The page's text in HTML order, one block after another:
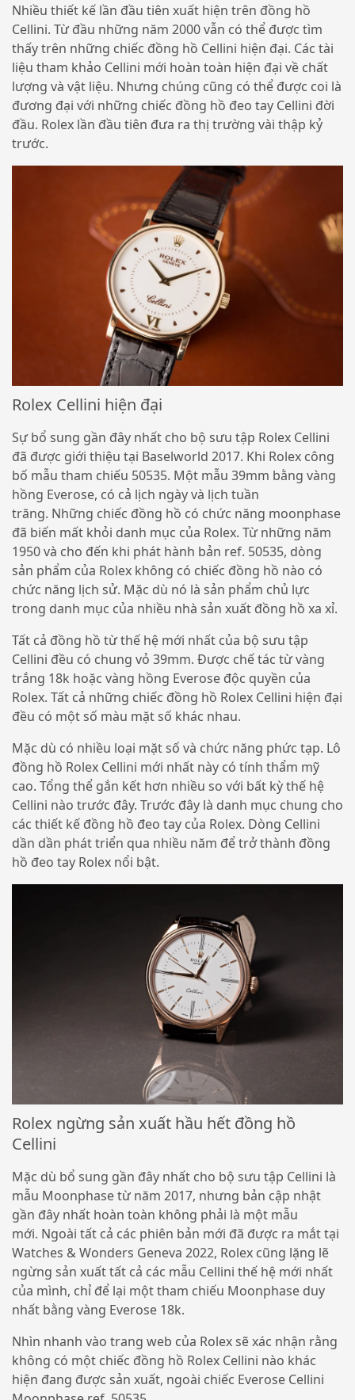
Nhiều thiết kế lần đầu tiên xuất hiện trên đồng hồ
Cellini. Từ đầu những năm 2000 vẫn có thể được tìm
thấy trên những chiếc đồng hồ Cellini hiện đại. Các tài
liệu tham khảo Cellini mới hoàn toàn hiện đại về chất
lượng và vật liệu. Nhưng chúng cũng có thể được coi là
đương đại với những chiếc đồng hồ đeo tay Cellini đời
đầu. Rolex lần đầu tiên đưa ra thị trường vài thập kỷ
trước.
Rolex Cellini hiện đại
Sự bổ sung gần đây nhất cho bộ sưu tập Rolex Cellini
đã được giới thiệu tại Baselworld 2017. Khi Rolex công
bố mẫu tham chiếu 50535. Một mẫu 39mm bằng vàng
hồng Everose, có cả lịch ngày và lịch tuần
trăng. Những chiếc đồng hồ có chức năng moonphase
đã biến mất khỏi danh mục của Rolex. Từ những năm
1950 và cho đến khi phát hành bản ref. 50535, dòng
sản phẩm của Rolex không có chiếc đồng hồ nào có
chức năng lịch sử. Mặc dù nó là sản phẩm chủ lực
trong danh mục của nhiều nhà sản xuất đồng hồ xa xỉ.
Tất cả đồng hồ từ thế hệ mới nhất của bộ sưu tập
Cellini đều có chung vỏ 39mm. Được chế tác từ vàng
trắng 18k hoặc vàng hồng Everose độc ​​quyền của
Rolex. Tất cả những chiếc đồng hồ Rolex Cellini hiện đại
đều có một số màu mặt số khác nhau.
Mặc dù có nhiều loại mặt số và chức năng phức tạp. Lô
đồng hồ Rolex Cellini mới nhất này có tính thẩm mỹ
cao. Tổng thể gắn kết hơn nhiều so với bất kỳ thế hệ
Cellini nào trước đây. Trước đây là danh mục chung cho
các thiết kế đồng hồ đeo tay của Rolex. Dòng Cellini
dần dần phát triển qua nhiều năm để trở thành đồng
hồ đeo tay Rolex nổi bật.
Rolex ngừng sản xuất hầu hết đồng hồ
Cellini
Mặc dù bổ sung gần đây nhất cho bộ sưu tập Cellini là
mẫu Moonphase từ năm 2017, nhưng bản cập nhật
gần đây nhất hoàn toàn không phải là một mẫu
mới. Ngoài tất cả các phiên bản mới đã được ra mắt tại
Watches & Wonders Geneva 2022, Rolex cũng lặng lẽ
ngừng sản xuất tất cả các mẫu Cellini thế hệ mới nhất
của mình, chỉ để lại một tham chiếu Moonphase duy
nhất bằng vàng Everose 18k.
Nhìn nhanh vào trang web của Rolex sẽ xác nhận rằng
không có một chiếc đồng hồ Rolex Cellini nào khác
hiện đang được sản xuất, ngoài chiếc Everose Cellini